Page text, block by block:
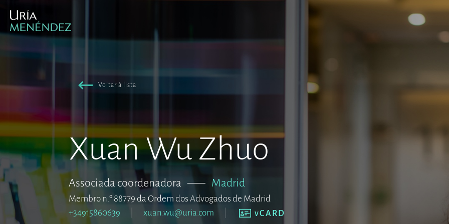
Voltar à lista
Xuan Wu Zhuo
Associada coordenadora ––– Madrid
Membro n.º 88779 da Ordem dos Advogados de Madrid
+34915860639
xuan.wu@uria.com vCARD